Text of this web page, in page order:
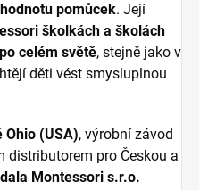
pomůcek. Její
školkách a školách
celém světě, stejně jako v
děti vést smysluplnou
Ohio (USA), výrobní závod
distributorem pro Českou a
Montessori s.r.o.